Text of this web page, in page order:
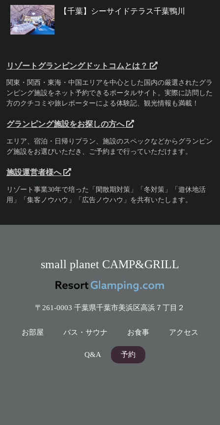
【千葉】シーサイドテラス千葉鴨川
リゾートグランピングドットコムとは？
関東・関西・東海・中国エリアを中心とした国内の厳選されたグラ
ンピング施設をネット予約できるポータルサイト。実際に訪問した
方のクチコミや旅レポーターによる体験記、観光情報も満載！
グランピング施設をお探しの方へ
エリア、宿泊・日帰りプラン、施設のスペックなどからグランピン
グ施設をお選びいただき、ご予約まで行っていただけます。
施設運営者様へ
リゾート事業30年で培った「閑散期対策」「冬対策」「遊休地活
用」「集客ノウハウ」「広告ノウハウ」を共有いたします。
small planet CAMP&GRILL
〒261-0003 千葉県千葉市美浜区高浜７丁目２
お部屋 バス・サウナ お食事 アクセス
Q&A 予約